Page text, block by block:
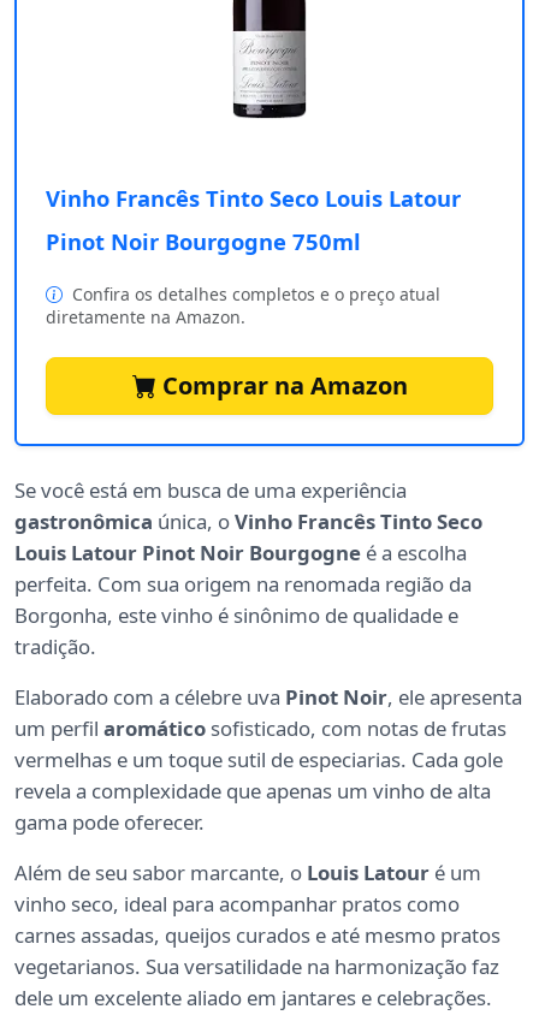
Vinho Francês Tinto Seco Louis Latour
Pinot Noir Bourgogne 750ml
Confira os detalhes completos e o preço atual
diretamente na Amazon.
Comprar na Amazon
Se você está em busca de uma experiência
gastronômica única, oVinho Francês Tinto Seco
Louis Latour Pinot Noir Bourgogne é a escolha
perfeita. Com sua origem na renomada região da
Borgonha, este vinho é sinônimo de qualidade e
tradição.
Elaborado com a célebre uva Pinot Noir, ele apresenta
um perfil aromático sofisticado, com notas de frutas
vermelhas e um toque sutil de especiarias. Cada gole
revela a complexidade que apenas um vinho de alta
gama pode oferecer.
Além de seu sabor marcante, o Louis Latour é um
vinho seco, ideal para acompanhar pratos como
carnes assadas, queijos curados e até mesmo pratos
vegetarianos. Sua versatilidade na harmonização faz
dele um excelente aliado em jantares e celebrações.